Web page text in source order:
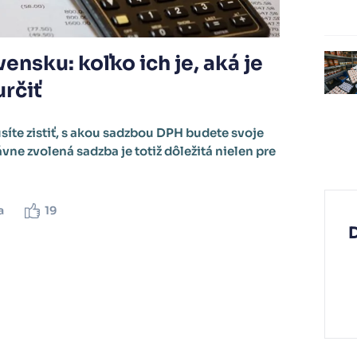
koľko ich je, aká je
zistiť, s akou sadzbou DPH budete svoje
zvolená sadzba je totiž dôležitá nielen pre
19